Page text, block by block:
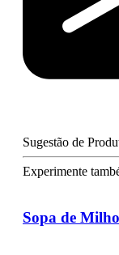
Sugestão de
Experimente
Sopa de